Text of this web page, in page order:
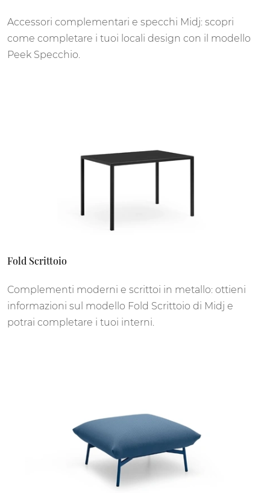
Accessori complementari e specchi Midj: scopri
come completare i tuoi locali design con il modello
Peek Specchio.
Fold Scrittoio
Complementi moderni e scrittoi in metallo: ottieni
informazioni sul modello Fold Scrittoio di Midj e
potrai completare i tuoi interni.